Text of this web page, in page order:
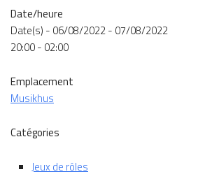
Date/heure
Date(s) - 06/08/2022 - 07/08/2022
20:00 - 02:00
Emplacement
Musikhus
Catégories
Jeux de rôles